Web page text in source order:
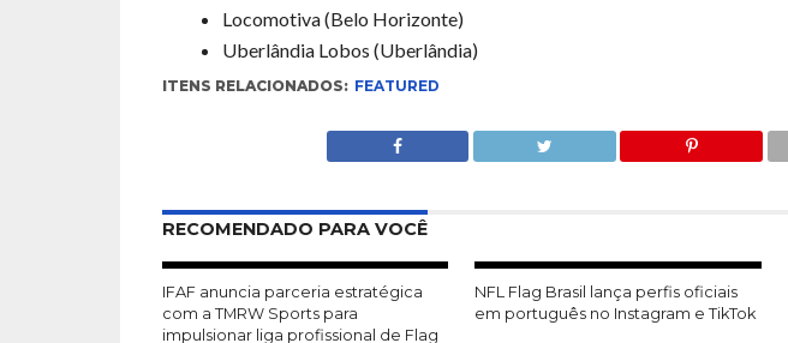
Locomotiva (Belo Horizonte)
Uberlândia Lobos (Uberlândia)
ITENS RELACIONADOS: FEATURED
RECOMENDADO PARA VOCÊ
IFAF anuncia parceria estratégica
com a TMRW Sports para
impulsionar liga profissional de Flag
NFL Flag Brasil lança perfis oficiais
em português no Instagram e TikTok